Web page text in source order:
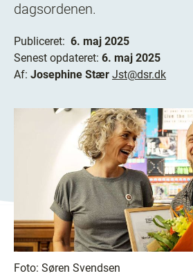
dagsordenen.
Publiceret: 6. maj 2025
Senest opdateret: 6. maj 2025
Af: Josephine Stær Jst@dsr.dk
Foto: Søren Svendsen